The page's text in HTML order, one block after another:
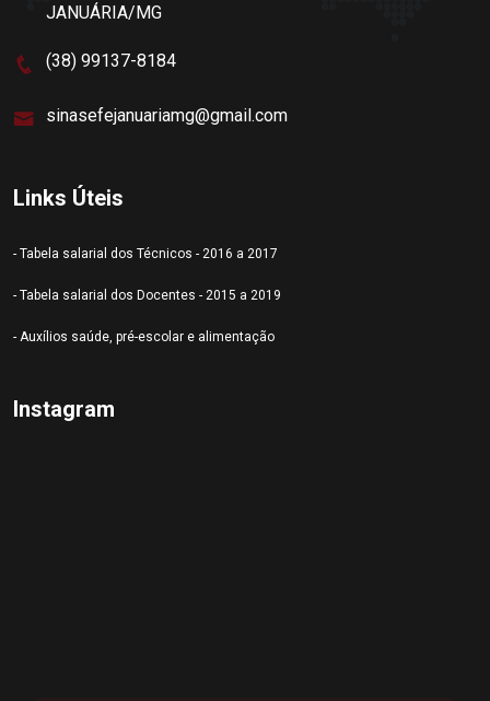
JANUÁRIA/MG
(38) 99137-8184
sinasefejanuariamg@gmail.com
Links Úteis
- Tabela salarial dos Técnicos - 2016 a 2017
- Tabela salarial dos Docentes - 2015 a 2019
- Auxílios saúde, pré-escolar e alimentação
Instagram